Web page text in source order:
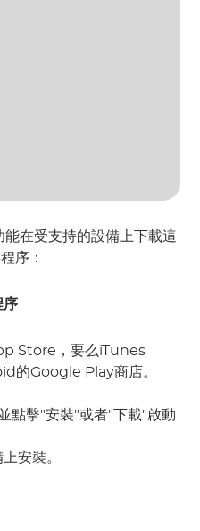
在受支持的設備上下載這
序：
序
Store，要么iTunes
的Google Play商店。
點擊"安裝"或者"下載"啟動
安裝。